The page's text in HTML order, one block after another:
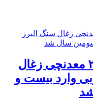
کشته شدن ۲۰ معدنچی زغال
وارد بیست و